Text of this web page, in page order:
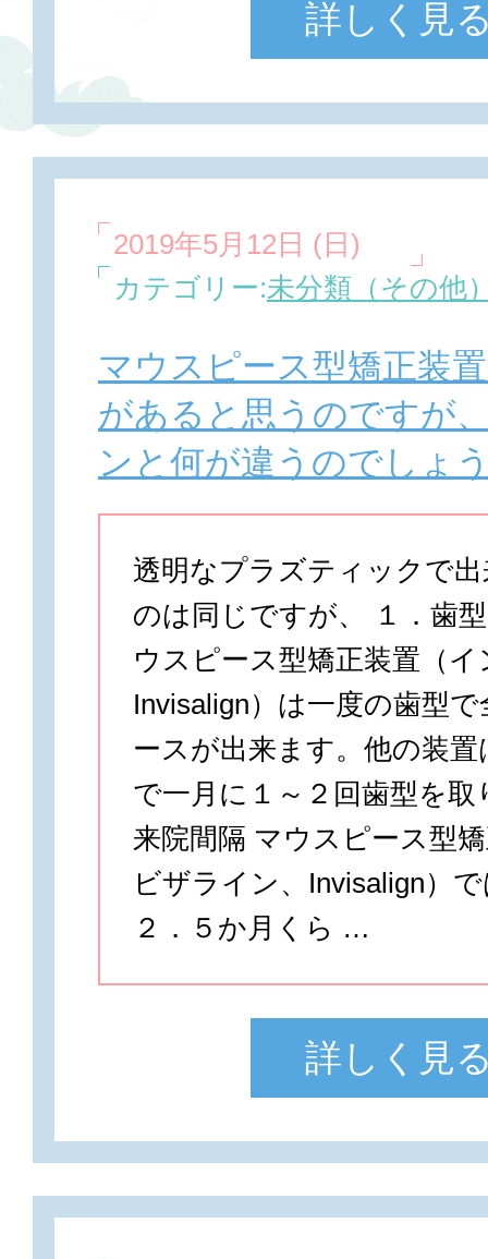
詳しく見
2019年5月12日 (日)
カテゴリー:未分類（その他
マウスピース型矯正装
があると思うのですが
ンと何が違うのでしょ
透明なプラズティックで
のは同じですが、 １．歯
ウスピース型矯正装置（
Invisalign）は一度の歯型
ースが出来ます。他の装
で一月に１～２回歯型を取
来院間隔 マウスピース型
ビザライン、Invisalign）
２．５か月くら …
詳しく見